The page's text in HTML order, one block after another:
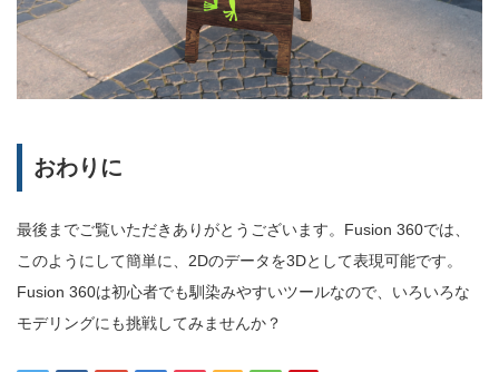
おわりに
最後までご覧いただきありがとうございます。Fusion 360では、
このようにして簡単に、2Dのデータを3Dとして表現可能です。
Fusion 360は初心者でも馴染みやすいツールなので、いろいろな
モデリングにも挑戦してみませんか？